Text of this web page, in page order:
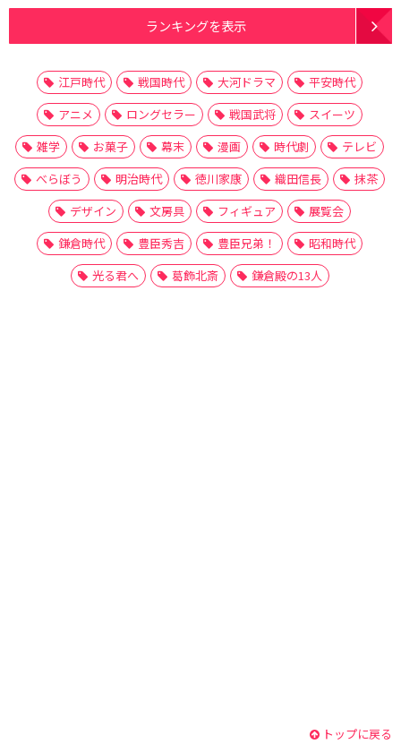
ランキングを表示
江戸時代 戦国時代 大河ドラマ
平安時代
アニメ
ロングセラー 戦国武将
スイーツ
雑学
お菓子 幕末 漫画 時代劇
テレビ
べらぼう
明治時代 徳川家康 織田信長
抹茶
デザイン
文房具 フィギュア
展覧会
鎌倉時代
豊臣秀吉 豊臣兄弟！
昭和時代
光る君へ
葛飾北斎 鎌倉殿の13人
トップに戻る